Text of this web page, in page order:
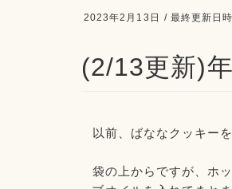
2023年2月13日 / 最終更新日
(2/13更新)
以前、ばななクッキー
袋の上からですが、ホ